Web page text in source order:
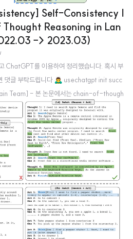
Self-Consistency I
Thought Reasoning in Lan
-> 2023.03)
ChatGPT를 이용하여 정리했습니다. 혹시 부
댓글 부탁드립니다 🙇‍♂️ usechatgpt init succ
Team] - 본 논문에서는 chain-of-though
greedy decoding 대신 새로운 디코딩 전략인
다. - 이 전략은 greedy 방식 대신 다양한 추
성 있는 답변을 선택하는 방식입니다. 이는 복
확한 답을 이끌어내는 다양한 사고 방식을 허용
규모 실증 평가를 통해, self-consistency가